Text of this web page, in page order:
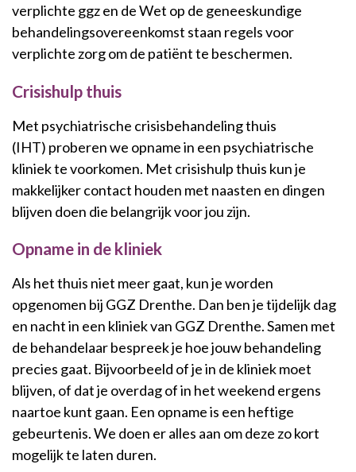
verplichte ggz en de Wet op de geneeskundige
behandelingsovereenkomst staan regels voor
verplichte zorg om de patiënt te beschermen.
Crisishulp thuis
Met psychiatrische crisisbehandeling thuis
(IHT) proberen we opname in een psychiatrische
kliniek te voorkomen. Met crisishulp thuis kun je
makkelijker contact houden met naasten en dingen
blijven doen die belangrijk voor jou zijn.
Opname in de kliniek
Als het thuis niet meer gaat, kun je worden
opgenomen bij GGZ Drenthe. Dan ben je tijdelijk dag
en nacht in een kliniek van GGZ Drenthe. Samen met
de behandelaar bespreek je hoe jouw behandeling
precies gaat. Bijvoorbeeld of je in de kliniek moet
blijven, of dat je overdag of in het weekend ergens
naartoe kunt gaan. Een opname is een heftige
gebeurtenis. We doen er alles aan om deze zo kort
mogelijk te laten duren.